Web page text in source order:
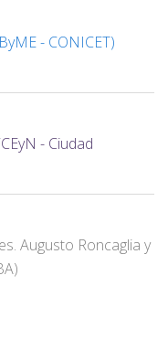
- CONICET)
- Ciudad
Augusto Roncaglia y